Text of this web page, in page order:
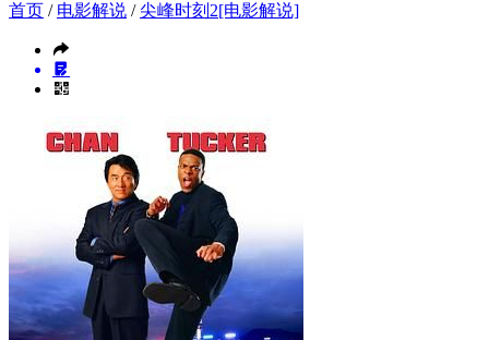
首页 / 电影解说 / 尖峰时刻2[电影解说]